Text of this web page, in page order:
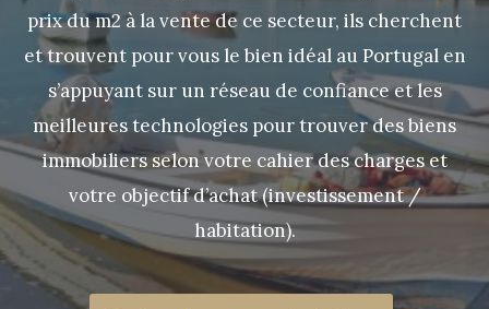
prix du m2 à la vente de ce secteur, ils cherchent
et trouvent pour vous le bien idéal au Portugal en
s’appuyant sur un réseau de confiance et les
meilleures technologies pour trouver des biens
immobiliers selon votre cahier des charges et
votre objectif d’achat (investissement /
habitation).